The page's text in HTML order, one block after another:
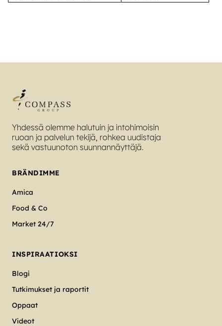
Yhdessä olemme halutuin ja intohimoisin
ruoan ja palvelun tekijä, rohkea uudistaja
sekä vastuunoton suunnannäyttäjä.
BRÄNDIMME
Amica
Food & Co
Market 24/7
INSPIRAATIOKSI
Blogi
Tutkimukset ja raportit
Oppaat
Videot